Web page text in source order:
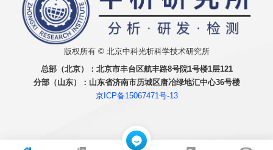
版权所有 © 北京中科光析科学技术研究所
总部（北京）： 北京市丰台区航丰路8号院1号楼1层121
分部（山东）： 山东省济南市历城区唐冶绿地汇中心36号楼
京ICP备15067471号-13